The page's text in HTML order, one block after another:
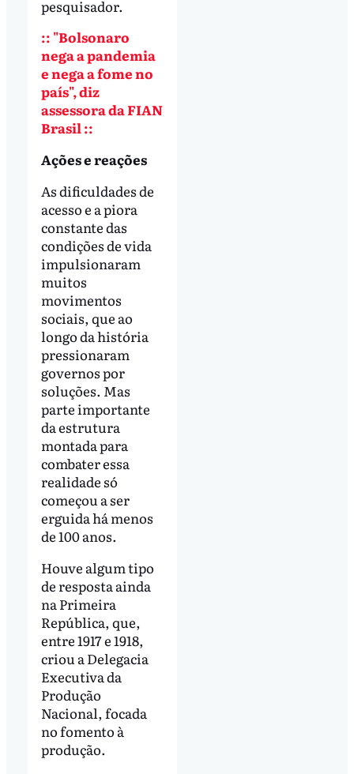
pesquisador.
:: "Bolsonaro
nega a pandemia
e nega a fome no
país", diz
assessora da FIAN
Brasil ::
Ações e reações
As dificuldades de
acesso e a piora
constante das
condições de vida
impulsionaram
muitos
movimentos
sociais, que ao
longo da história
pressionaram
governos por
soluções. Mas
parte importante
da estrutura
montada para
combater essa
realidade só
começou a ser
erguida há menos
de 100 anos.
Houve algum tipo
de resposta ainda
na Primeira
República, que,
entre 1917 e 1918,
criou a Delegacia
Executiva da
Produção
Nacional, focada
no fomento à
produção.